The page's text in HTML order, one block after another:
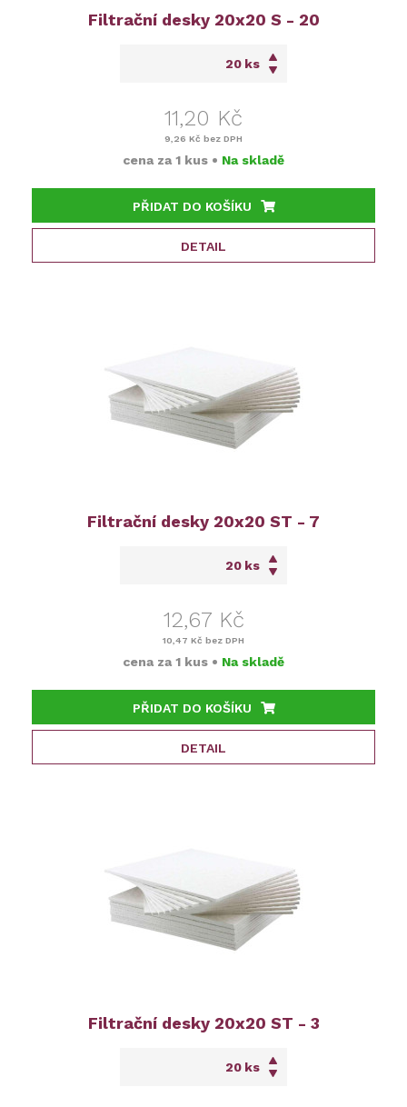
Filtrační desky 20x20 S - 20
ks
11,20 Kč
9,26 Kč bez DPH
cena za 1 kus • Na skladě
PŘIDAT DO KOŠÍKU
DETAIL
Filtrační desky 20x20 ST - 7
ks
12,67 Kč
10,47 Kč bez DPH
cena za 1 kus • Na skladě
PŘIDAT DO KOŠÍKU
DETAIL
Filtrační desky 20x20 ST - 3
ks